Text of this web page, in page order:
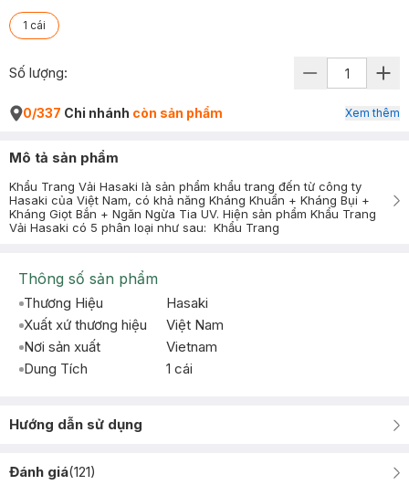
1 cái
Số lượng:
0/337 Chi nhánh còn sản phẩm Xem thêm
Mô tả sản phẩm
Khẩu Trang Vải Hasaki là sản phẩm khẩu trang đến từ công ty
Hasaki của Việt Nam, có khả năng Kháng Khuẩn + Kháng Bụi +
Kháng Giọt Bắn + Ngăn Ngừa Tia UV. Hiện sản phẩm Khẩu Trang
Vải Hasaki có 5 phân loại như sau: Khẩu Trang
Thông số sản phẩm
Thương Hiệu
Hasaki
Xuất xứ thương hiệu
Việt Nam
Nơi sản xuất
Vietnam
Dung Tích
1 cái
Hướng dẫn sử dụng
Đánh giá(121)